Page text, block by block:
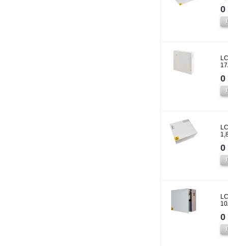
0
0
0
0